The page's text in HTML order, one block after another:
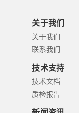
关于我们
关于我们
联系我们
技术支持
技术文档
质检报告